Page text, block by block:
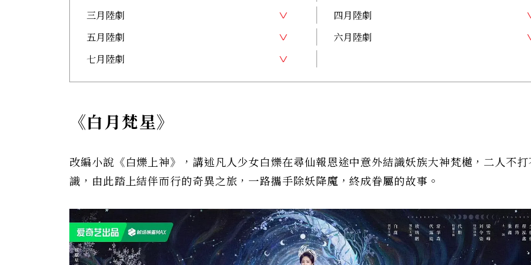
三月陸劇
四月陸劇
五月陸劇
六月陸劇
七月陸劇
《白月梵星》
改編小說《白爍上神》，講述凡人少女白爍在尋仙報恩途中意外結識妖族大神梵樾，二人不
識，由此踏上結伴而行的奇異之旅，一路攜手除妖降魔，終成眷屬的故事。